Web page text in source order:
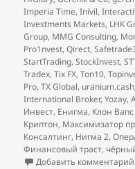
Imperia Time,Inivil,
Investments Markets, LHK
Group, MMG Consulting,
Pro1nvest,Qirect,
StartTrading,StockInvest,
Tradex,Tix FX,Ton10,
Pro,TX Global, uranium.cash
International Broker,Yozay,
Инвест, Енигма, Клон
Криптон, Максимизатор
Консалтинг, Нигма 2,
Финансовый траст,
Добавить комментарий